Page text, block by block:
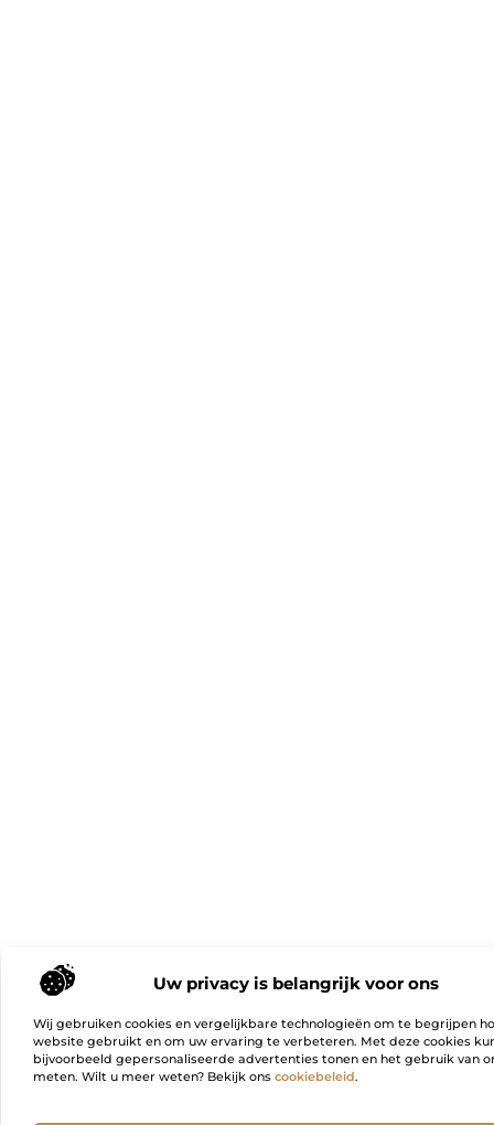
Uw privacy is belangrijk voor ons
Wij gebruiken cookies en vergelijkbare technologieën om te begrijpen
website gebruikt en om uw ervaring te verbeteren. Met deze cookies
bijvoorbeeld gepersonaliseerde advertenties tonen en het gebruik van
meten. Wilt u meer weten? Bekijk ons cookiebeleid.